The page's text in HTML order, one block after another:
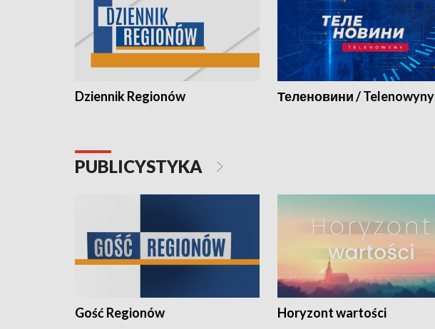
Dziennik Regionów Теленовини / Telenowyny
PUBLICYSTYKA
Gość Regionów Horyzont wartości